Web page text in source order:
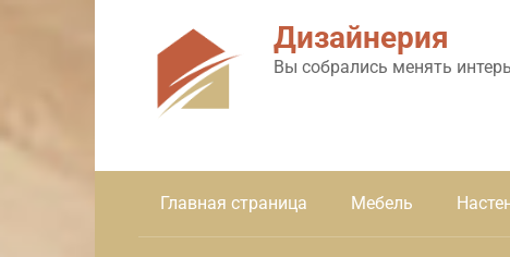
Дизайнерия
Вы собрались менять
Главная страница Мебель